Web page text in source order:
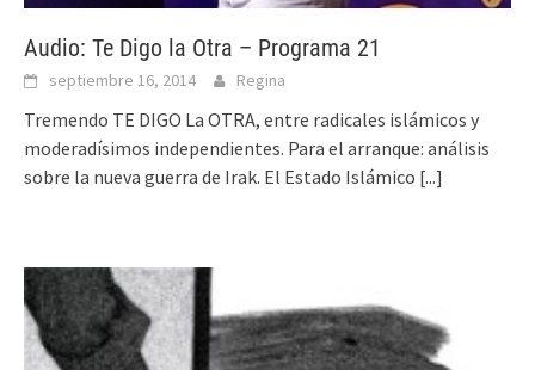
Audio: Te Digo la Otra – Programa 21
septiembre 16, 2014 Regina
Tremendo TE DIGO La OTRA, entre radicales islámicos y
moderadísimos independientes. Para el arranque: análisis
sobre la nueva guerra de Irak. El Estado Islámico [...]